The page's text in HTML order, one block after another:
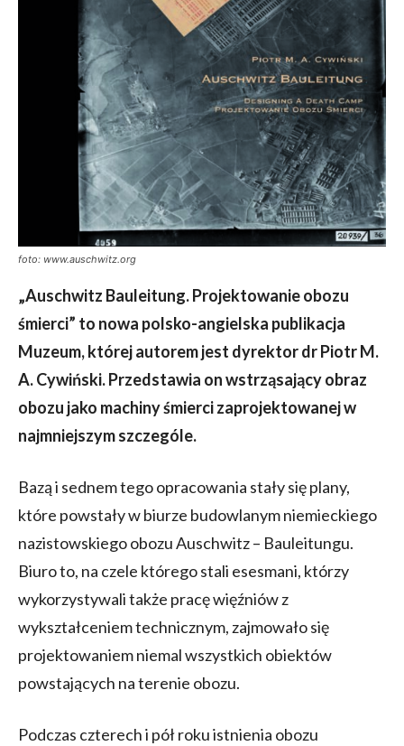
foto: www.auschwitz.org
„Auschwitz Bauleitung. Projektowanie obozu
śmierci” to nowa polsko-angielska publikacja
Muzeum, której autorem jest dyrektor dr Piotr M.
A. Cywiński. Przedstawia on wstrząsający obraz
obozu jako machiny śmierci zaprojektowanej w
najmniejszym szczególe.
Bazą i sednem tego opracowania stały się plany,
które powstały w biurze budowlanym niemieckiego
nazistowskiego obozu Auschwitz – Bauleitungu.
Biuro to, na czele którego stali esesmani, którzy
wykorzystywali także pracę więźniów z
wykształceniem technicznym, zajmowało się
projektowaniem niemal wszystkich obiektów
powstających na terenie obozu.
Podczas czterech i pół roku istnienia obozu